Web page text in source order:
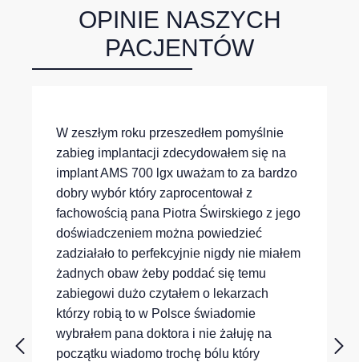
OPINIE NASZYCH
PACJENTÓW
W zeszłym roku przeszedłem pomyślnie
zabieg implantacji zdecydowałem się na
implant AMS 700 lgx uważam to za bardzo
dobry wybór który zaprocentował z
fachowością pana Piotra Świrskiego z jego
doświadczeniem można powiedzieć
zadziałało to perfekcyjnie nigdy nie miałem
żadnych obaw żeby poddać się temu
zabiegowi dużo czytałem o lekarzach
którzy robią to w Polsce świadomie
wybrałem pana doktora i nie żałuję na
początku wiadomo trochę bólu który